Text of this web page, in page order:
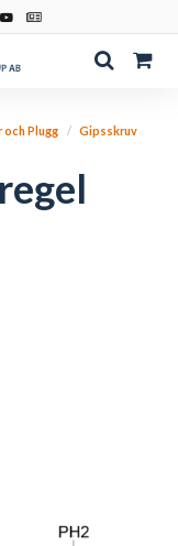
och Plugg
Gipsskruv